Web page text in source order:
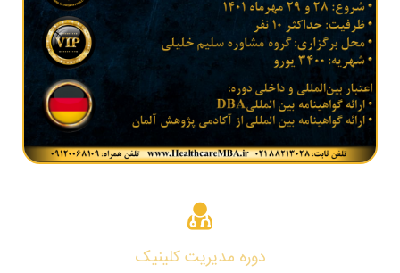
دوره مدیریت کلینیک